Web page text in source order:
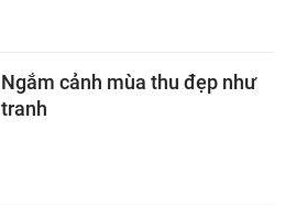
Ngắm cảnh mùa thu đẹp như
tranh